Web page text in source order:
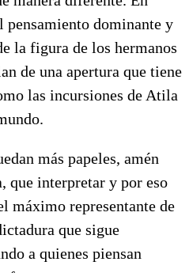
pensamiento dominante y
la figura de los hermanos
de una apertura que tiene
las incursiones de Atila
más papeles, amén
que interpretar y por eso
máximo representante de
que sigue
a quienes piensan